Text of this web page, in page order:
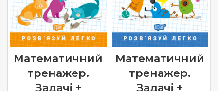
Математичний
тренажер.
Задачі +
Математичний
тренажер.
Задачі +